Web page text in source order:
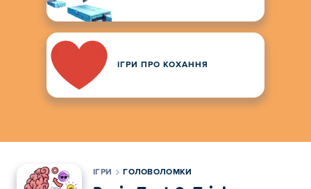
ІГРИ ПРО КОХАННЯ
ІГРИ ГОЛОВОЛОМКИ